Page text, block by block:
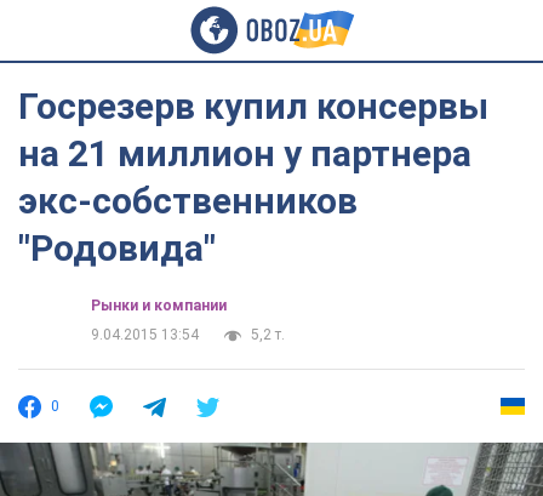
Госрезерв купил консервы
на 21 миллион у партнера
экс-собственников
"Родовида"
Рынки и компании
9.04.2015 13:54
5,2 т.
0